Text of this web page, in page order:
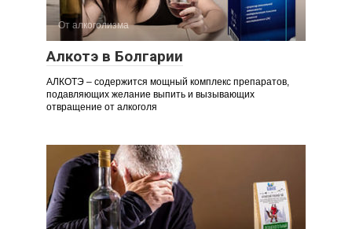
От алкоголизма
Алкотэ в Болгарии
АЛКОТЭ – содержится мощный комплекс препаратов,
подавляющих желание выпить и вызывающих
отвращение от алкоголя